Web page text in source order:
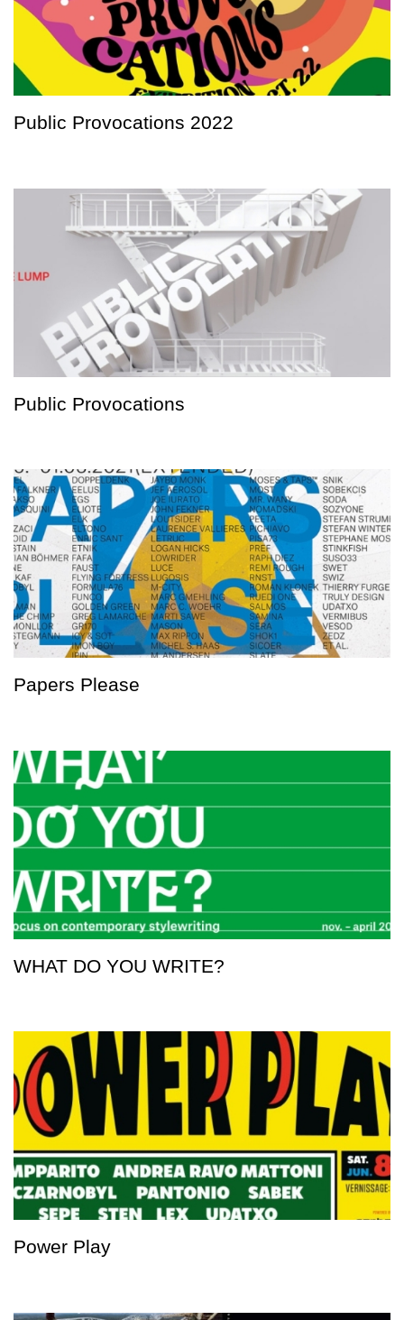
Public Provocations 2022
Public Provocations
Papers Please
WHAT DO YOU WRITE?
Power Play